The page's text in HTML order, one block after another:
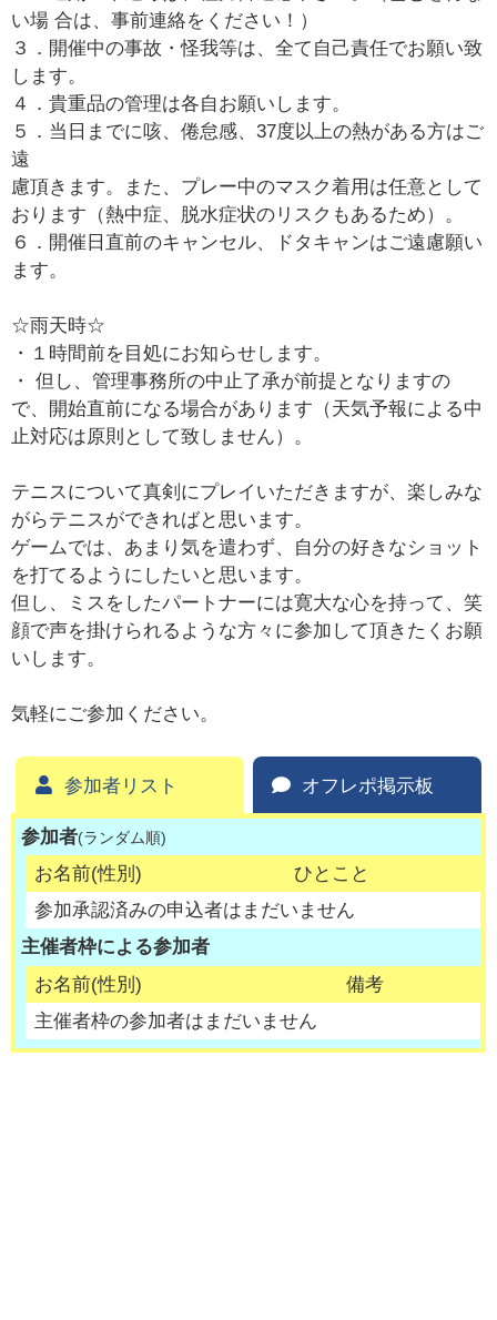
い場 合は、事前連絡をください！）
３．開催中の事故・怪我等は、全て自己責任でお願い致
します。
４．貴重品の管理は各自お願いします。
５．当日までに咳、倦怠感、37度以上の熱がある方はご
遠
慮頂きます。また、プレー中のマスク着用は任意として
おります（熱中症、脱水症状のリスクもあるため）。
６．開催日直前のキャンセル、ドタキャンはご遠慮願い
ます。
☆雨天時☆
・１時間前を目処にお知らせします。
・ 但し、管理事務所の中止了承が前提となりますの
で、開始直前になる場合があります（天気予報による中
止対応は原則として致しません）。
テニスについて真剣にプレイいただきますが、楽しみな
がらテニスができればと思います。
ゲームでは、あまり気を遣わず、自分の好きなショット
を打てるようにしたいと思います。
但し、ミスをしたパートナーには寛大な心を持って、笑
顔で声を掛けられるような方々に参加して頂きたくお願
いします。
気軽にご参加ください。
参加者リスト オフレポ掲示板
参加者(ランダム順)
お名前(性別)
ひとこと
参加承認済みの申込者はまだいません
主催者枠による参加者
お名前(性別)
備考
主催者枠の参加者はまだいません